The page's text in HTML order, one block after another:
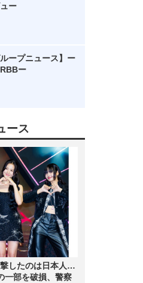
ー
ループニュース】ー
ー
ース
したのは日本人…
一部を破損、警察